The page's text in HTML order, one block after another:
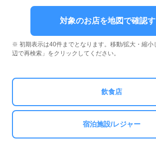
対象のお店を地図で確認
※ 初期表示は40件までとなります。移動/拡大・縮小
辺で再検索」をクリックしてください。
飲食店
宿泊施設/レジャー